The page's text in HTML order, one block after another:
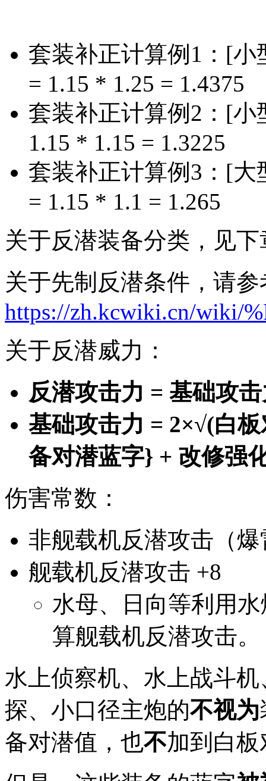
套装补正计算例1：[
= 1.15 * 1.25 = 1.4375
套装补正计算例2：[
1.15 * 1.15 = 1.3225
套装补正计算例3：[
= 1.15 * 1.1 = 1.265
关于反潜装备分类，见
关于先制反潜条件，请
https://zh.kcwiki.cn/wiki/
关于反潜威力：
反潜攻击力 = 基础攻
基础攻击力 = 2×√(白
备对潜蓝字} + 改修强
伤害常数：
非舰载机反潜攻击（爆
舰载机反潜攻击 +8
水母、日向等利用
算舰载机反潜攻击。
水上侦察机、水上战斗
探、小口径主炮的不视为
备对潜值，也不加到白